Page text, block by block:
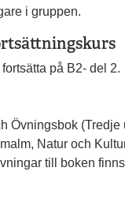
i gruppen.
på B2- del 2.
Övningsbok
Natur och
till boken